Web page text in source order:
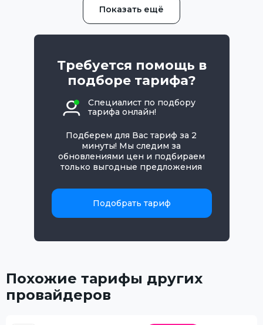
Показать ещё
Требуется помощь в
подборе тарифа?
Специалист по подбору
тарифа онлайн!
Подберем для Вас тариф за 2
минуты! Мы следим за
обновлениями цен и подбираем
только выгодные предложения
Подобрать тариф
Похожие тарифы других
провайдеров